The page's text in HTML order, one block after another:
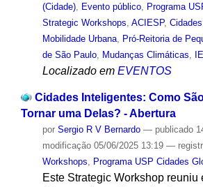
(Cidade), Evento público, Programa
Strategic Workshops ACIESP, Cidades
Mobilidade Urbana, Pró-Reitoria de
de São Paulo, Mudanças Climáticas
Localizado em EVENTOS
Cidades Inteligentes: Como
Tornar uma Delas? - Abertura
por Sergio R V Bernardo — publicado
modificação05/06/2025 13:19 —
Workshops, Programa USP Cidades
Este Strategic Workshop reuniu